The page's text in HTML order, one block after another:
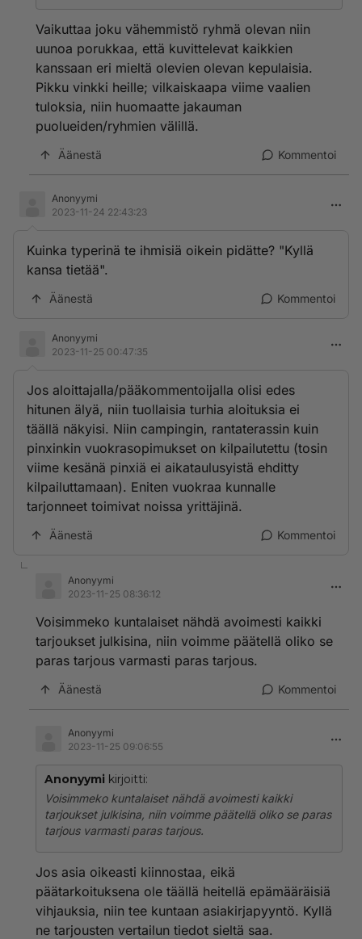
salainen summa taas kyseessä.
Vaikuttaa joku vähemmistö ryhmä olevan niin
uunoa porukkaa, että kuvittelevat kaikkien
kanssaan eri mieltä olevien olevan kepulaisia.
Pikku vinkki heille; vilkaiskaapa viime vaalien
tuloksia, niin huomaatte jakauman
puolueiden/ryhmien välillä.
Äänestä Kommentoi
Anonyymi
2023-11-24 22:43:23
Kuinka typerinä te ihmisiä oikein pidätte? "Kyllä
kansa tietää".
Äänestä Kommentoi
Anonyymi
2023-11-25 00:47:35
Jos aloittajalla/pääkommentoijalla olisi edes
hitunen älyä, niin tuollaisia turhia aloituksia ei
täällä näkyisi. Niin campingin, rantaterassin kuin
pinxinkin vuokrasopimukset on kilpailutettu (tosin
viime kesänä pinxiä ei aikataulusyistä ehditty
kilpailuttamaan). Eniten vuokraa kunnalle
tarjonneet toimivat noissa yrittäjinä.
Äänestä Kommentoi
Anonyymi
2023-11-25 08:36:12
Voisimmeko kuntalaiset nähdä avoimesti kaikki
tarjoukset julkisina, niin voimme päätellä oliko se
paras tarjous varmasti paras tarjous.
Äänestä Kommentoi
Anonyymi
2023-11-25 09:06:55
Anonyymi kirjoitti:
Voisimmeko kuntalaiset nähdä avoimesti kaikki
tarjoukset julkisina, niin voimme päätellä oliko se paras
tarjous varmasti paras tarjous.
Jos asia oikeasti kiinnostaa, eikä
päätarkoituksena ole täällä heitellä epämääräisiä
vihjauksia, niin tee kuntaan asiakirjapyyntö. Kyllä
ne tarjousten vertailun tiedot sieltä saa.